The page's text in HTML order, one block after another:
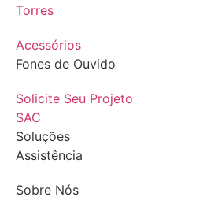
Torres
Acessórios
Fones de Ouvido
Solicite Seu Projeto
SAC
Soluções
Assistência
Sobre Nós